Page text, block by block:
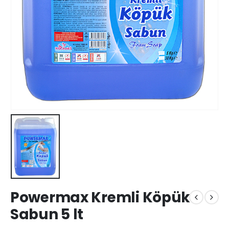
Powermax Kremli Köpük
Sabun 5 lt